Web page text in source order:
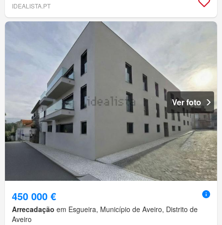
IDEALISTA.PT
Ver foto
450 000 €
Arrecadação em Esgueira, Município de Aveiro, Distrito de
Aveiro